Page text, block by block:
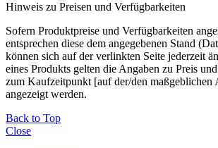
Hinweis zu Preisen und Verfügbarkeiten
Sofern Produktpreise und Verfügbarkeiten
entsprechen diese dem angegebenen Stand
können sich auf der verlinkten Seite jederzeit
eines Produkts gelten die Angaben zu Preis
zum Kaufzeitpunkt [auf der/den maßgeblichen
angezeigt werden.
Back to Top
Close